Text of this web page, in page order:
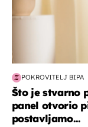
POKROVITELJ BIPA
Što je stvarno
panel otvorio
postavljamo...